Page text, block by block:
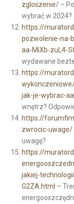
zgloszenie/–
wybrać w 2024?
https://
pozwolenie-na-
aa-MiXb-zuL4-
wydawane
https://
jak-je-wybrac-
wnętrz?
https://
zwrocic-uwage/
uwagę?
https://
jakiej-
G2ZA.html –